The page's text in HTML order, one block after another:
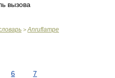
вызова
> Anruflampe
6 7